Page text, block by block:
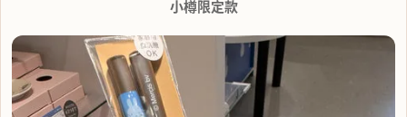
小樽限定款